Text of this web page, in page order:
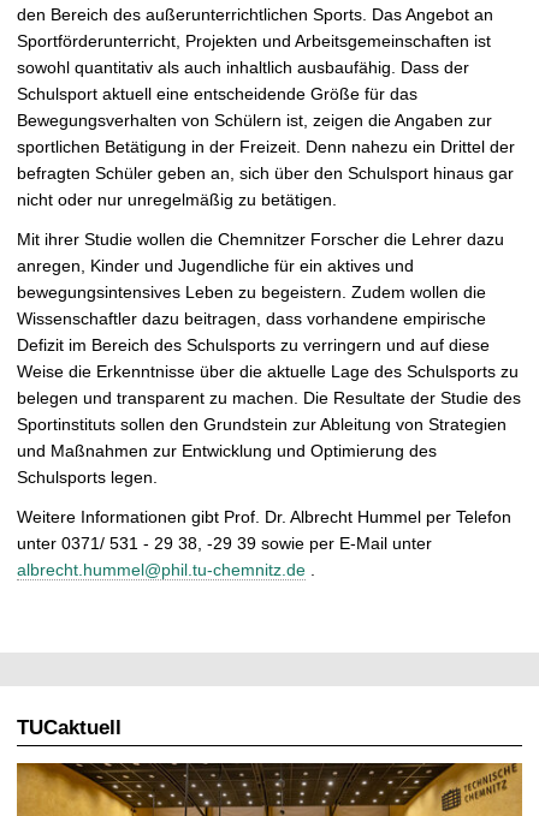
den Bereich des außerunterrichtlichen Sports. Das Angebot an
Sportförderunterricht, Projekten und Arbeitsgemeinschaften ist
sowohl quantitativ als auch inhaltlich ausbaufähig. Dass der
Schulsport aktuell eine entscheidende Größe für das
Bewegungsverhalten von Schülern ist, zeigen die Angaben zur
sportlichen Betätigung in der Freizeit. Denn nahezu ein Drittel der
befragten Schüler geben an, sich über den Schulsport hinaus gar
nicht oder nur unregelmäßig zu betätigen.
Mit ihrer Studie wollen die Chemnitzer Forscher die Lehrer dazu
anregen, Kinder und Jugendliche für ein aktives und
bewegungsintensives Leben zu begeistern. Zudem wollen die
Wissenschaftler dazu beitragen, dass vorhandene empirische
Defizit im Bereich des Schulsports zu verringern und auf diese
Weise die Erkenntnisse über die aktuelle Lage des Schulsports zu
belegen und transparent zu machen. Die Resultate der Studie des
Sportinstituts sollen den Grundstein zur Ableitung von Strategien
und Maßnahmen zur Entwicklung und Optimierung des
Schulsports legen.
Weitere Informationen gibt Prof. Dr. Albrecht Hummel per Telefon
unter 0371/ 531 - 29 38, -29 39 sowie per E-Mail unter
albrecht.hummel@phil.tu-chemnitz.de .
TUCaktuell